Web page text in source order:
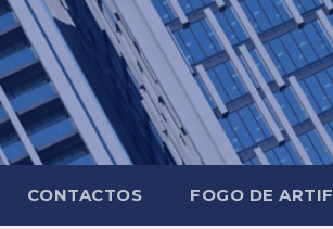
CONTACTOS FOGO DE